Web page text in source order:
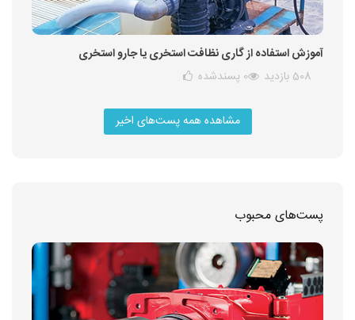
آموزش استفاده از گاری نظافت استخری یا جارو استخری
508 بازدید
0 پسندشده
مشاهده همه پست‌های اخیر
پست‌های محبوب